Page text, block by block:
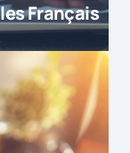
Français